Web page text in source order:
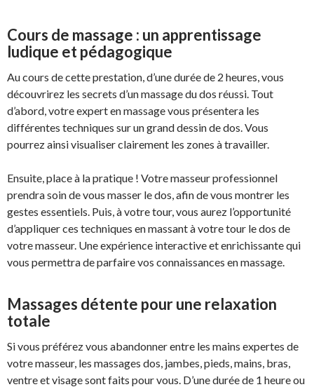
Cours de massage : un apprentissage
ludique et pédagogique
Au cours de cette prestation, d’une durée de 2 heures, vous
découvrirez les secrets d’un massage du dos réussi. Tout
d’abord, votre expert en massage vous présentera les
différentes techniques sur un grand dessin de dos. Vous
pourrez ainsi visualiser clairement les zones à travailler.
Ensuite, place à la pratique ! Votre masseur professionnel
prendra soin de vous masser le dos, afin de vous montrer les
gestes essentiels. Puis, à votre tour, vous aurez l’opportunité
d’appliquer ces techniques en massant à votre tour le dos de
votre masseur. Une expérience interactive et enrichissante qui
vous permettra de parfaire vos connaissances en massage.
Massages détente pour une relaxation
totale
Si vous préférez vous abandonner entre les mains expertes de
votre masseur, les massages dos, jambes, pieds, mains, bras,
ventre et visage sont faits pour vous. D’une durée de 1 heure ou